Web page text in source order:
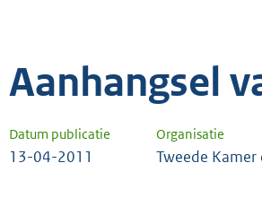
Aanhangsel
Datum publicatie Organisatie
13-04-2011 Tweede